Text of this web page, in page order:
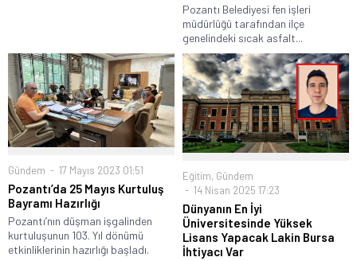
Pozantı Belediyesi fen işleri
müdürlüğü tarafından ilçe
genelindeki sıcak asfalt...
Gündem 17 Mayıs 2023 01:51
Pozantı’da 25 Mayıs Kurtuluş
Bayramı Hazırlığı
Pozantı’nın düşman işgalinden
kurtuluşunun 103. Yıl dönümü
etkinliklerinin hazırlığı başladı.
Eğitim, Gündem
14 Nisan 2025 17:23
Dünyanın En İyi
Üniversitesinde Yüksek
Lisans Yapacak Lakin Bursa
İhtiyacı Var